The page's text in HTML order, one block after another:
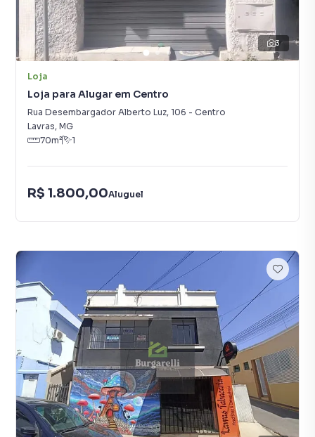
3
Loja
Loja para Alugar em Centro
Rua Desembargador Alberto Luz, 106 - Centro
Lavras, MG
70m² 1
R$ 1.800,00Aluguel